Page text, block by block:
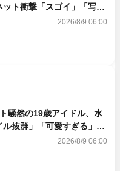
ト衝撃「スゴイ」「写真
2026/8/9 06:00
騒然の19歳アイドル、水
抜群」「可愛すぎる」と
2026/8/9 06:00